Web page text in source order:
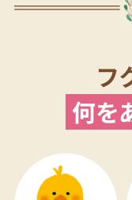
フ
何を